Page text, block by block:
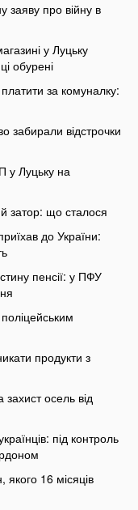
заяву про війну в
у Луцьку
обурені
за комуналку:
забирали відстрочки
у Луцьку на
затор: що сталося
до України:
пенсії: у ПФУ
продукти з
захист осель від
під контроль
якого 16 місяців